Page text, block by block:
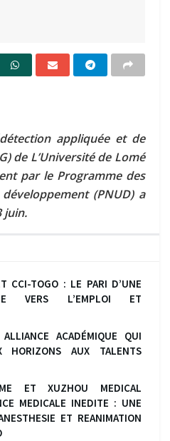
appliquée et de
de L’Université de Lomé
par le Programme des
(PNUD) a
juin.
CCI-TOGO : LE PARI D’UNE
VERS L’EMPLOI ET
ACADÉMIQUE QUI
HORIZONS AUX TALENTS
ET XUZHOU MEDICAL
MEDICALE INEDITE : UNE
ET REANIMATION